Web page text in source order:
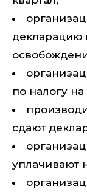
декларацию
по налогу
сдают
уплачивают